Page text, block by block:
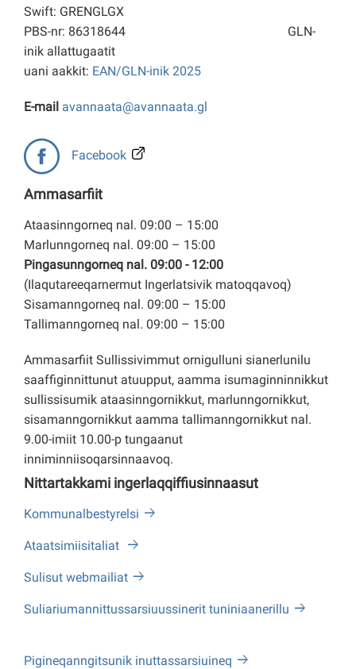
Swift: GRENGLGX
PBS-nr: 86318644 GLN-
inik allattugaatit
uani aakkit: EAN/GLN-inik 2025
E-mail avannaata@avannaata.gl
Facebook
Ammasarfiit
Ataasinngorneq nal. 09:00 – 15:00
Marlunngorneq nal. 09:00 – 15:00
Pingasunngorneq nal. 09:00 - 12:00
(Ilaqutareeqarnermut Ingerlatsivik matoqqavoq)
Sisamanngorneq nal. 09:00 – 15:00
Tallimanngorneq nal. 09:00 – 15:00
Ammasarfiit Sullissivimmut ornigulluni sianerlunilu
saaffiginnittunut atuupput, aamma isumaginninnikkut
sullissisumik ataasinngornikkut, marlunngornikkut,
sisamanngornikkut aamma tallimanngornikkut nal.
9.00-imiit 10.00-p tungaanut
inniminniisoqarsinnaavoq.
Nittartakkami ingerlaqqiffiusinnaasut
Kommunalbestyrelsi
Ataatsimiisitaliat
Sulisut webmailiat
Suliariumannittussarsiuussinerit tuniniaanerillu
Pigineqanngitsunik inuttassarsiuineq